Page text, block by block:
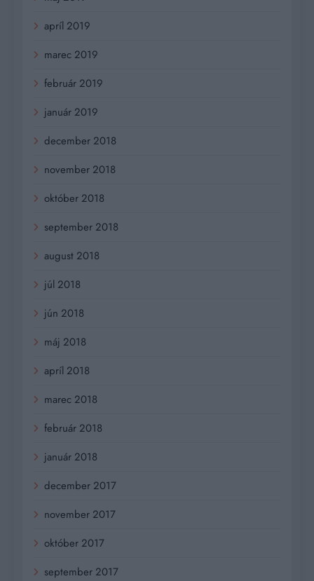
apríl 2019
marec 2019
február 2019
január 2019
december 2018
november 2018
október 2018
september 2018
august 2018
júl 2018
jún 2018
máj 2018
apríl 2018
marec 2018
február 2018
január 2018
december 2017
november 2017
október 2017
september 2017